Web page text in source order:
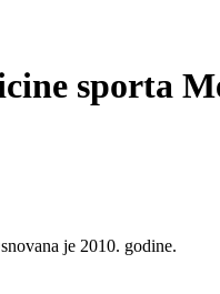
sporta
je 2010. godine.